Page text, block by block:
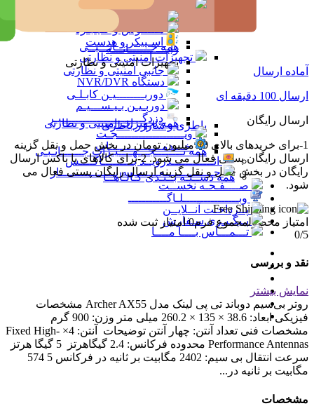
جــــــــــانـــبــی رایـــــــــــانـــه
جــــــــــانـــبــی رایـــــــــــانـــه
فــــلـش هـــارد رم
مـــــوس و کـیـبـرد
اسـپیکر و هدست
همه جــــــــــانـــبــی
رایـــــــــــانـــه
تجهیزات امنیتی و نظارتی
تجهیزات امنیتی و نظارتی
جانبی امنیتی و نظارتی
دستگاه NVR/DVR
دوربــــــــیـن کابـلـی
دوربـیـن بـیـســـیـم
دزدگـــــــــــــــــــــــیـر
همه تجهیزات امنیتی و نظارتی
باطری و شارژر باطری
ویـــــــــــــــــــجـت
خـــدمـــــــــــــــات
همه تــــــــجـــهــــیـزات جــــــانـبـی
انــــــــــــدرویــد بـــــــــاکــــس
جــــــــــــــعـــــــبـه بــــــــــــــــاز
همه دســتـه بــنـدی کـالـاهــا
صــــفـحـه نخســت
وبــــــــــــــــلـاگـــــــــــ
پــرداخـت آنــلایــن
پـیگـیـری سـفارش
تـــمـــاس بــــا مــــا
آماده ارسال
ارسال 100 دقیقه ای
ارسال رایگان
1-برای خریدهای بالای 10 میلیون تومان در بخش حمل و نقل گزینه
ارسال رایگان پستی فعال می شود. 2-برای کالاهای با باکس ارسال
رایگان در بخش حمل و نقل گزینه ارسال رایگان پستی فعال می
شود.
امتیاز محصولمجموع فرم0امتیاز ثبت شده
0/5
نقد و بررسی
نمایش بیشتر
روتر بی‌سیم دوباند تی پی لینک مدل Archer AX55 مشخصات
فیزیکی ابعاد: 38.6 × 135 × 260.2 میلی متر وزن: 900 گرم
مشخصات فنی تعداد آنتن: چهار آنتن توضیحات آنتن: 4× Fixed High-
Performance Antennas محدوده فرکانس: 2.4 گیگاهرتز 5 گیگا هرتز
سرعت انتقال بی سیم: 2402 مگابیت بر ثانیه در فرکانس 5 574
مگابیت بر ثانیه در...
مشخصات